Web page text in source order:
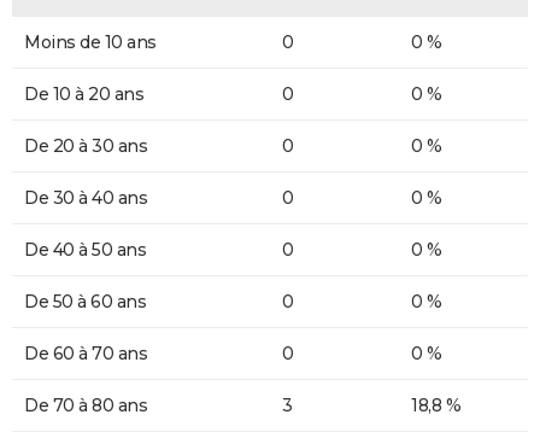
Moins de 10 ans 0 0 %
De 10 à 20 ans 0 0 %
De 20 à 30 ans 0 0 %
De 30 à 40 ans 0 0 %
De 40 à 50 ans 0 0 %
De 50 à 60 ans 0 0 %
De 60 à 70 ans 0 0 %
De 70 à 80 ans 3 18,8 %